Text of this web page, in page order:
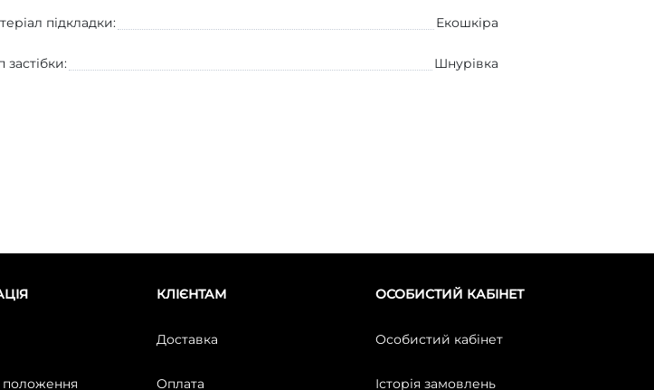
підкладки: Екошкіра
застібки: Шнурівка
КЛІЄНТАМ
Доставка
Оплата
ОСОБИСТИЙ КАБІНЕТ
Особистий кабінет
Історія замовлень